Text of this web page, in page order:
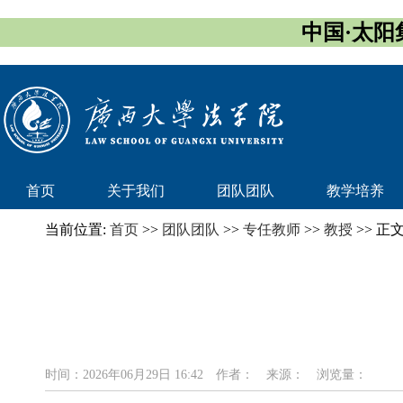
中国·太
首页 关于我们 团队团队 教学培养
当前位置: 首页 >> 团队团队 >> 专任教师 >> 教授 >> 正
时间：2026年06月29日 16:42 作者： 来源： 浏览量：